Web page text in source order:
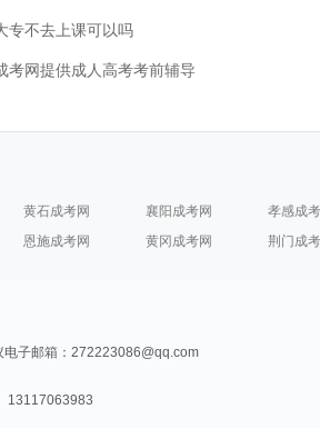
专不去上课可以吗
考网提供成人高考考前辅导
黄石成考网 襄阳成考网 孝感成
恩施成考网 黄冈成考网 荆门成
电子邮箱：272223086@qq.com
13117063983